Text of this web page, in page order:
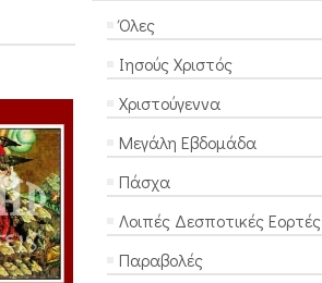
Όλες
Ιησούς Χριστός
Χριστούγεννα
Μεγάλη Εβδομάδα
Πάσχα
Λοιπές Δεσποτικές Εορτές
Παραβολές